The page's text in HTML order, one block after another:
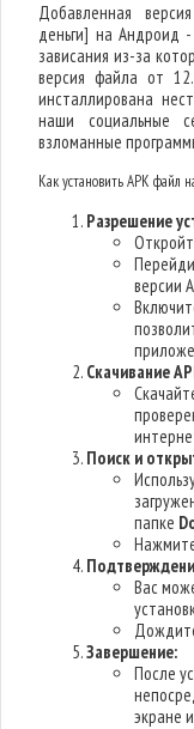
Добавленная
деньги] на Андроид
зависания из-за
версия файла от
инсталлирована
наши социальные
взломанные
Как установить APK файл
Разрешение
версии
Скачивание
Поиск и
папке
Вас
Завершение:
После
экране